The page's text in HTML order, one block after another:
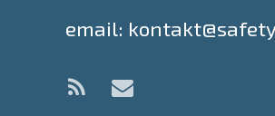
Tel:
email:
RSS E-mail